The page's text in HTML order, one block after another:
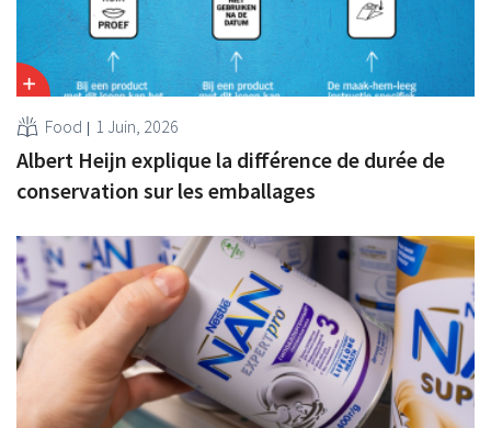
Food 1 Juin, 2026
Albert Heijn explique la différence de durée de
conservation sur les emballages